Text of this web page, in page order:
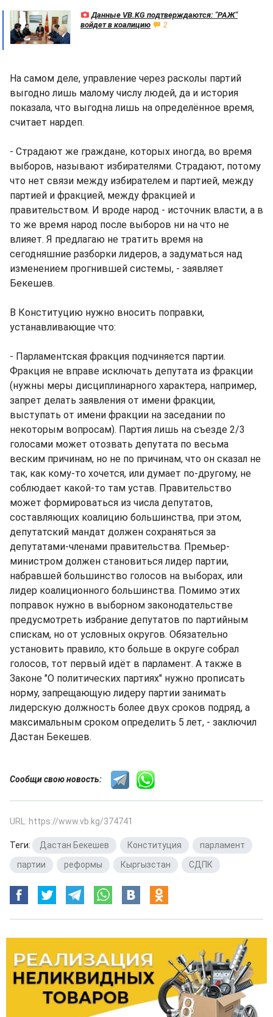
Данные VB.KG подтверждаются: "РАЖ"
войдет в коалицию
2
На самом деле, управление через расколы партий
выгодно лишь малому числу людей, да и история
показала, что выгодна лишь на определённое время,
считает нардеп.
- Страдают же граждане, которых иногда, во время
выборов, называют избирателями. Страдают, потому
что нет связи между избирателем и партией, между
партией и фракцией, между фракцией и
правительством. И вроде народ - источник власти, а в
то же время народ после выборов ни на что не
влияет. Я предлагаю не тратить время на
сегодняшние разборки лидеров, а задуматься над
изменением прогнившей системы, - заявляет
Бекешев.
В Конституцию нужно вносить поправки,
устанавливающие что:
- Парламентская фракция подчиняется партии.
Фракция не вправе исключать депутата из фракции
(нужны меры дисциплинарного характера, например,
запрет делать заявления от имени фракции,
выступать от имени фракции на заседании по
некоторым вопросам). Партия лишь на съезде 2/3
голосами может отозвать депутата по весьма
веским причинам, но не по причинам, что он сказал не
так, как кому-то хочется, или думает по-другому, не
соблюдает какой-то там устав. Правительство
может формироваться из числа депутатов,
составляющих коалицию большинства, при этом,
депутатский мандат должен сохраняться за
депутатами-членами правительства. Премьер-
министром должен становиться лидер партии,
набравшей большинство голосов на выборах, или
лидер коалиционного большинства. Помимо этих
поправок нужно в выборном законодательстве
предусмотреть избрание депутатов по партийным
спискам, но от условных округов. Обязательно
установить правило, кто больше в округе собрал
голосов, тот первый идёт в парламент. А также в
Законе "О политических партиях" нужно прописать
норму, запрещающую лидеру партии занимать
лидерскую должность более двух сроков подряд, а
максимальным сроком определить 5 лет, - заключил
Дастан Бекешев.
Сообщи свою новость:
URL: https://www.vb.kg/374741
Теги: Дастан Бекешев Конституция парламент
партии
реформы Кыргызстан СДПК